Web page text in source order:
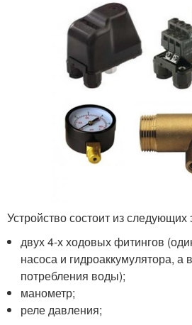
Устройство состоит из следующих
двух 4-х ходовых фитингов
насоса и гидроаккумулятора, а
потребления воды);
манометр;
реле давления;